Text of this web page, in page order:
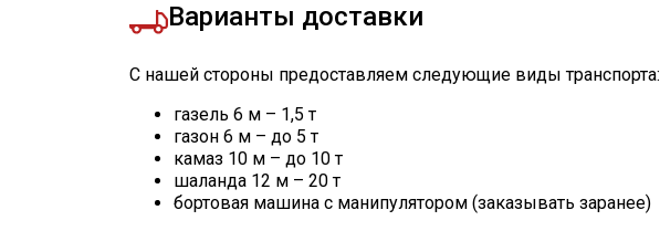
Варианты доставки
С нашей стороны предоставляем следующие виды транспорта:
газель 6 м – 1,5 т
газон 6 м – до 5 т
камаз 10 м – до 10 т
шаланда 12 м – 20 т
бортовая машина с манипулятором (заказывать заранее)